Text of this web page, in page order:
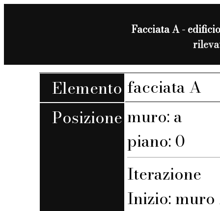
Facciata A -
Elemento facciata A
Posizione muro: a
piano: 0
Iterazione
Inizio: muro